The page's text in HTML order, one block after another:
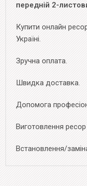
передній 2-
Купити онлайн
Україні.
Зручна оплата.
Швидка доставка.
Допомога
Виготовлення
Встановлення/